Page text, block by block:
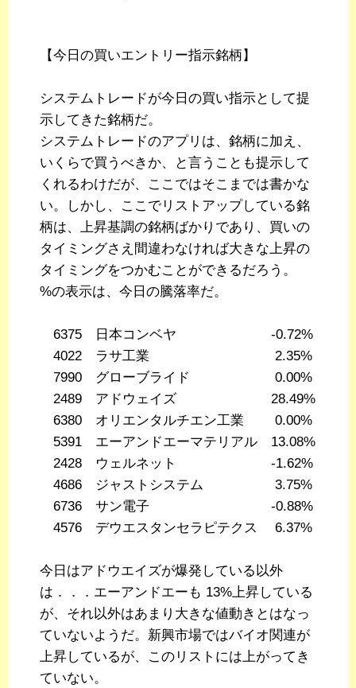
【今日の買いエントリー指示銘柄】
システムトレードが今日の買い指示として提
示してきた銘柄だ。
システムトレードのアプリは、銘柄に加え、
いくらで買うべきか、と言うことも提示して
くれるわけだが、ここではそこまでは書かな
い。しかし、ここでリストアップしている銘
柄は、上昇基調の銘柄ばかりであり、買いの
タイミングさえ間違わなければ大きな上昇の
タイミングをつかむことができるだろう。
%の表示は、今日の騰落率だ。
6375 日本コンベヤ -0.72%
4022 ラサ工業 2.35%
7990 グローブライド 0.00%
2489 アドウェイズ 28.49%
6380 オリエンタルチエン工業 0.00%
5391 エーアンドエーマテリアル 13.08%
2428 ウェルネット -1.62%
4686 ジャストシステム 3.75%
6736 サン電子 -0.88%
4576 デウエスタンセラピテクス 6.37%
今日はアドウエイズが爆発している以外
は．．．エーアンドエーも 13%上昇している
が、それ以外はあまり大きな値動きとはなっ
ていないようだ。新興市場ではバイオ関連が
上昇しているが、このリストには上がってき
ていない。